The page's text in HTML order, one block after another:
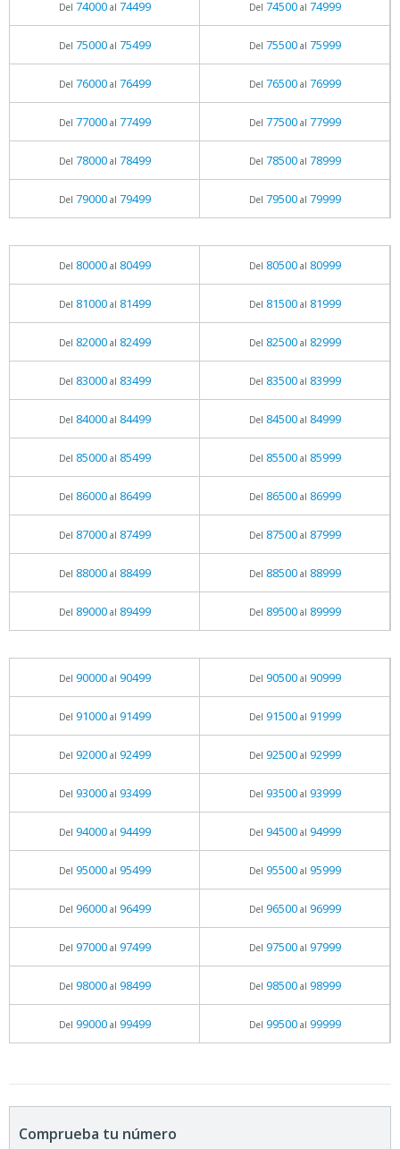
Del 74000al 74499 Del 74500al 74999
Del 75000al 75499 Del 75500al 75999
Del 76000al 76499 Del 76500al 76999
Del 77000al 77499 Del 77500al 77999
Del 78000al 78499 Del 78500al 78999
Del 79000al 79499 Del 79500al 79999
Del 80000al 80499 Del 80500al 80999
Del 81000al 81499 Del 81500al 81999
Del 82000al 82499 Del 82500al 82999
Del 83000al 83499 Del 83500al 83999
Del 84000al 84499 Del 84500al 84999
Del 85000al 85499 Del 85500al 85999
Del 86000al 86499 Del 86500al 86999
Del 87000al 87499 Del 87500al 87999
Del 88000al 88499 Del 88500al 88999
Del 89000al 89499 Del 89500al 89999
Del 90000al 90499 Del 90500al 90999
Del 91000al 91499 Del 91500al 91999
Del 92000al 92499 Del 92500al 92999
Del 93000al 93499 Del 93500al 93999
Del 94000al 94499 Del 94500al 94999
Del 95000al 95499 Del 95500al 95999
Del 96000al 96499 Del 96500al 96999
Del 97000al 97499 Del 97500al 97999
Del 98000al 98499 Del 98500al 98999
Del 99000al 99499 Del 99500al 99999
Comprueba tu número